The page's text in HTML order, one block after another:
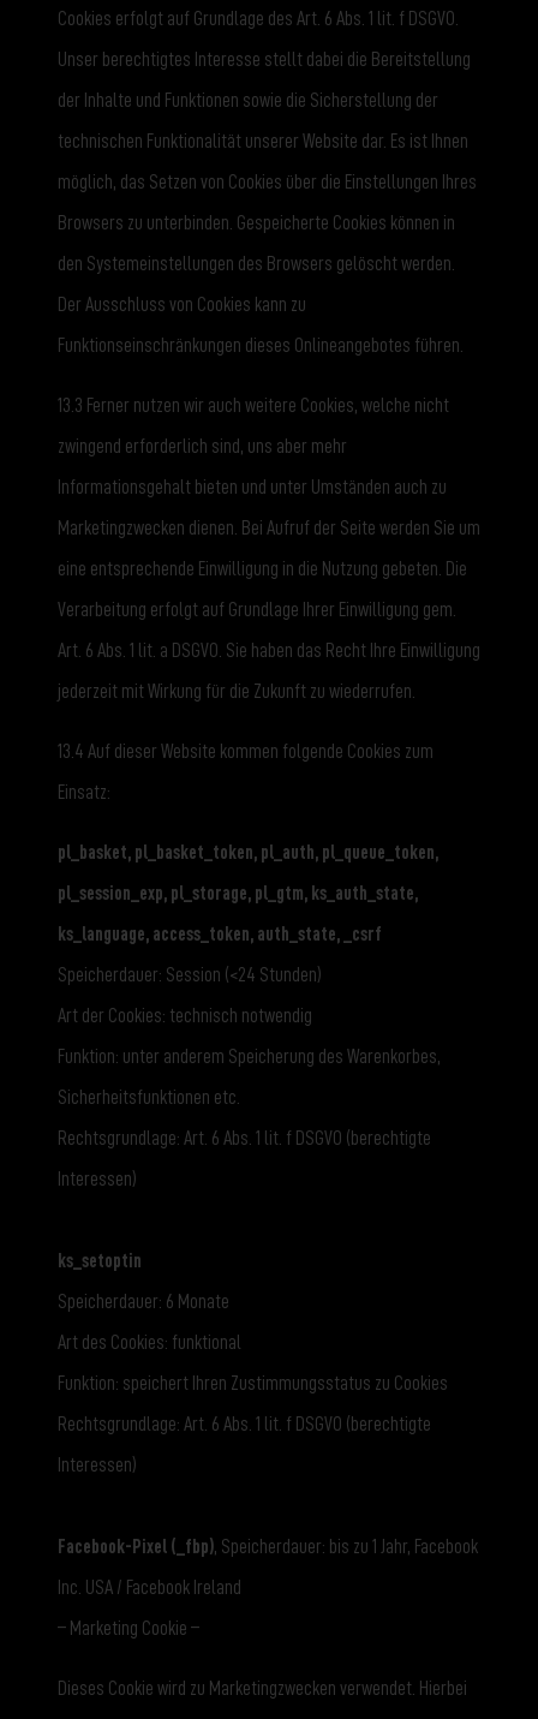
Cookies erfolgt auf Grundlage des Art. 6 Abs. 1 lit. f DSGVO.
Unser berechtigtes Interesse stellt dabei die Bereitstellung
der Inhalte und Funktionen sowie die Sicherstellung der
technischen Funktionalität unserer Website dar. Es ist Ihnen
möglich, das Setzen von Cookies über die Einstellungen Ihres
Browsers zu unterbinden. Gespeicherte Cookies können in
den Systemeinstellungen des Browsers gelöscht werden.
Der Ausschluss von Cookies kann zu
Funktionseinschränkungen dieses Onlineangebotes führen.
13.3 Ferner nutzen wir auch weitere Cookies, welche nicht
zwingend erforderlich sind, uns aber mehr
Informationsgehalt bieten und unter Umständen auch zu
Marketingzwecken dienen. Bei Aufruf der Seite werden Sie um
eine entsprechende Einwilligung in die Nutzung gebeten. Die
Verarbeitung erfolgt auf Grundlage Ihrer Einwilligung gem.
Art. 6 Abs. 1 lit. a DSGVO. Sie haben das Recht Ihre Einwilligung
jederzeit mit Wirkung für die Zukunft zu wiederrufen.
13.4 Auf dieser Website kommen folgende Cookies zum
Einsatz:
pl_basket, pl_basket_token, pl_auth, pl_queue_token,
pl_session_exp, pl_storage, pl_gtm, ks_auth_state,
ks_language, access_token, auth_state, _csrf
Speicherdauer: Session (<24 Stunden)
Art der Cookies: technisch notwendig
Funktion: unter anderem Speicherung des Warenkorbes,
Sicherheitsfunktionen etc.
Rechtsgrundlage: Art. 6 Abs. 1 lit. f DSGVO (berechtigte
Interessen)
ks_setoptin
Speicherdauer: 6 Monate
Art des Cookies: funktional
Funktion: speichert Ihren Zustimmungsstatus zu Cookies
Rechtsgrundlage: Art. 6 Abs. 1 lit. f DSGVO (berechtigte
Interessen)
Facebook-Pixel (_fbp), Speicherdauer: bis zu 1 Jahr, Facebook
Inc. USA / Facebook Ireland
– Marketing Cookie –
Dieses Cookie wird zu Marketingzwecken verwendet. Hierbei